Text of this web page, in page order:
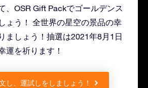
、OSR Gift Packでゴールデンス
ょう！ 全世界の星空の景品の幸
ましょう！抽選は2021年8月1日
運を祈ります！
し、運試しをしましょう！